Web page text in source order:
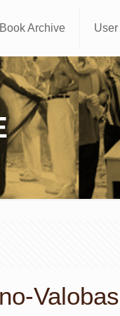
Book Archive User